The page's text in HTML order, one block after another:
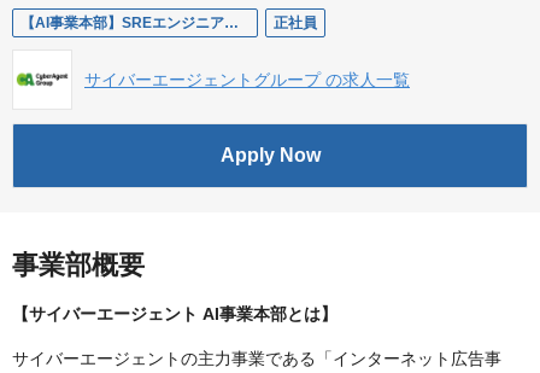
【AI事業本部】SREエンジニア（アドテク事業） 正社員
サイバーエージェントグループ の求人一覧
Apply Now
事業部概要
【サイバーエージェント AI事業本部とは】
サイバーエージェントの主力事業である「インターネット広告事